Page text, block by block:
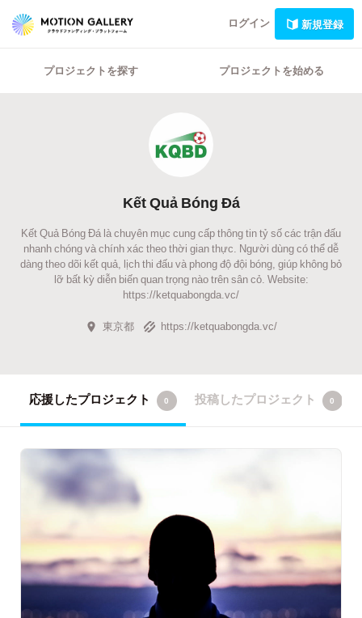
ログイン 新規登録
プロジェクトを探す プロジェクトを始める
Kết Quả Bóng Đá
Kết Quả Bóng Đá là chuyên mục cung cấp thông tin tỷ số các trận đấu
nhanh chóng và chính xác theo thời gian thực. Người dùng có thể dễ
dàng theo dõi kết quả, lịch thi đấu và phong độ đội bóng, giúp không bỏ
lỡ bất kỳ diễn biến quan trọng nào trên sân cỏ. Website:
https://ketquabongda.vc/
東京都 https://ketquabongda.vc/
応援したプロジェクト 0 投稿したプロジェクト 0